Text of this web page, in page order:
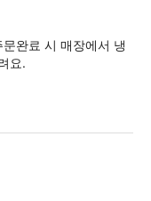
완료 시 매장에서 냉
요.